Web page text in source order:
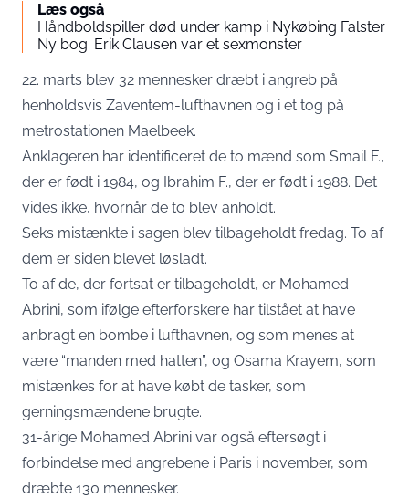
Læs også
Håndboldspiller død under kamp i Nykøbing Falster
Ny bog: Erik Clausen var et sexmonster
22. marts blev 32 mennesker dræbt i angreb på
henholdsvis Zaventem-lufthavnen og i et tog på
metrostationen Maelbeek.
Anklageren har identificeret de to mænd som Smail F.,
der er født i 1984, og Ibrahim F., der er født i 1988. Det
vides ikke, hvornår de to blev anholdt.
Seks mistænkte i sagen blev tilbageholdt fredag. To af
dem er siden blevet løsladt.
To af de, der fortsat er tilbageholdt, er Mohamed
Abrini, som ifølge efterforskere har tilstået at have
anbragt en bombe i lufthavnen, og som menes at
være “manden med hatten”, og Osama Krayem, som
mistænkes for at have købt de tasker, som
gerningsmændene brugte.
31-årige Mohamed Abrini var også eftersøgt i
forbindelse med angrebene i Paris i november, som
dræbte 130 mennesker.